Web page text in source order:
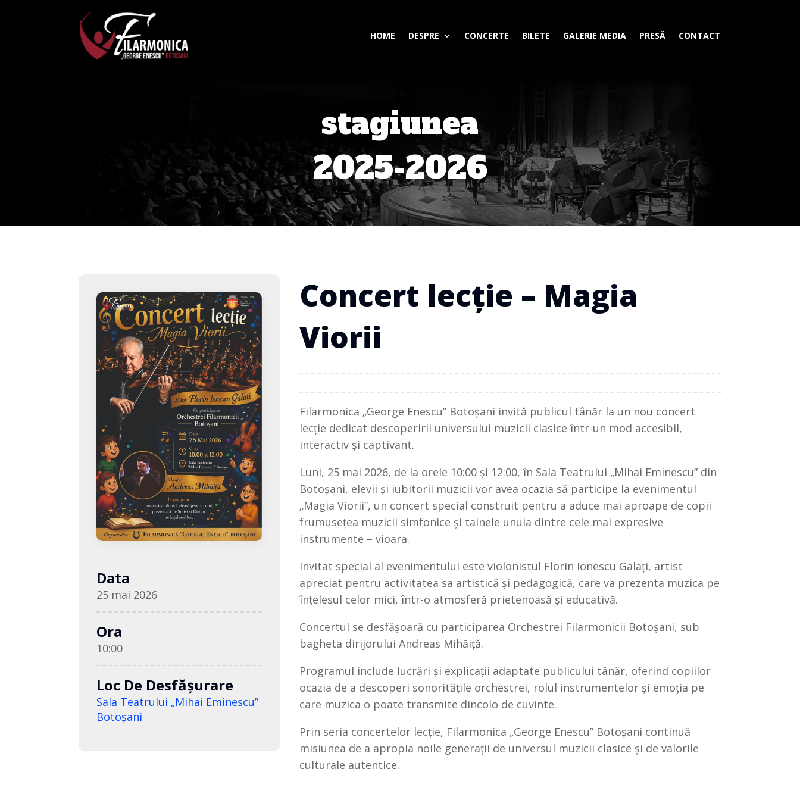
HOME DESPRE CONCERTE BILETE GALERIE MEDIA PRESĂ CONTACT
stagiunea
2025-2026
Data
25 mai 2026
Ora
10:00
Loc De Desfășurare
Sala Teatrului „Mihai Eminescu”
Botoşani
Concert lecție – Magia
Viorii
Filarmonica „George Enescu” Botoșani invită publicul tânăr la un nou concert
lecție dedicat descoperirii universului muzicii clasice într-un mod accesibil,
interactiv și captivant.
Luni, 25 mai 2026, de la orele 10:00 și 12:00, în Sala Teatrului „Mihai Eminescu” din
Botoșani, elevii și iubitorii muzicii vor avea ocazia să participe la evenimentul
„Magia Viorii”, un concert special construit pentru a aduce mai aproape de copii
frumusețea muzicii simfonice și tainele unuia dintre cele mai expresive
instrumente – vioara.
Invitat special al evenimentului este violonistul Florin Ionescu Galați, artist
apreciat pentru activitatea sa artistică și pedagogică, care va prezenta muzica pe
înțelesul celor mici, într-o atmosferă prietenoasă și educativă.
Concertul se desfășoară cu participarea Orchestrei Filarmonicii Botoșani, sub
bagheta dirijorului Andreas Mihăiță.
Programul include lucrări și explicații adaptate publicului tânăr, oferind copiilor
ocazia de a descoperi sonoritățile orchestrei, rolul instrumentelor și emoția pe
care muzica o poate transmite dincolo de cuvinte.
Prin seria concertelor lecție, Filarmonica „George Enescu” Botoșani continuă
misiunea de a apropia noile generații de universul muzicii clasice și de valorile
culturale autentice.